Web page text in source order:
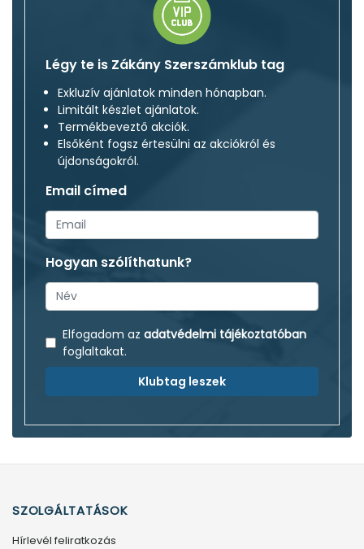
Légy te is Zákány Szerszámklub tag
Exkluzív ajánlatok minden hónapban.
Limitált készlet ajánlatok.
Termékbeveztő akciók.
Elsőként fogsz értesülni az akciókról és
újdonságokról.
Email címed
Hogyan szólíthatunk?
Elfogadom az adatvédelmi tájékoztatóban
foglaltakat.
Klubtag leszek
SZOLGÁLTATÁSOK
Hírlevél feliratkozás